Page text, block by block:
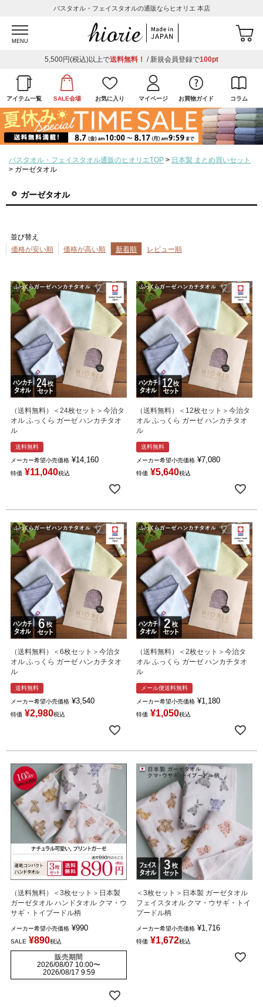
バスタオル・フェイスタオルの通販ならヒオリエ 本店
MENU
5,500円(税込)以上で送料無料！ / 新規会員登録で100pt
アイテム一覧 SALE会場 お気に入り マイページ お買物ガイド コラム
バスタオル・フェイスタオル通販のヒオリエTOP
日本製 まとめ買いセット
ガーゼタオル
ガーゼタオル
並び替え
価格が安い順
価格が高い順 新着順 レビュー順
（送料無料）＜24枚セット＞今治タ
オル ふっくら ガーゼ ハンカチタオ
ル
送料無料
メーカー希望小売価格 ¥14,160
特価 ¥11,040税込
（送料無料）＜12枚セット＞今治タ
オル ふっくら ガーゼ ハンカチタオ
ル
送料無料
メーカー希望小売価格 ¥7,080
特価 ¥5,640税込
（送料無料）＜6枚セット＞今治タ
オル ふっくら ガーゼ ハンカチタオ
ル
送料無料
メーカー希望小売価格 ¥3,540
特価 ¥2,980税込
（送料無料）＜2枚セット＞今治タ
オル ふっくら ガーゼ ハンカチタオ
ル
メール便送料無料
メーカー希望小売価格 ¥1,180
特価 ¥1,050税込
（送料無料）＜3枚セット＞日本製
ガーゼタオル ハンドタオル クマ・ウ
サギ・トイプードル柄
メーカー希望小売価格 ¥990
SALE ¥890税込
販売期間
2026/08/07 10:00〜
2026/08/17 9:59
＜3枚セット＞日本製 ガーゼタオル
フェイスタオル クマ・ウサギ・トイ
プードル柄
メーカー希望小売価格 ¥1,716
特価 ¥1,672税込